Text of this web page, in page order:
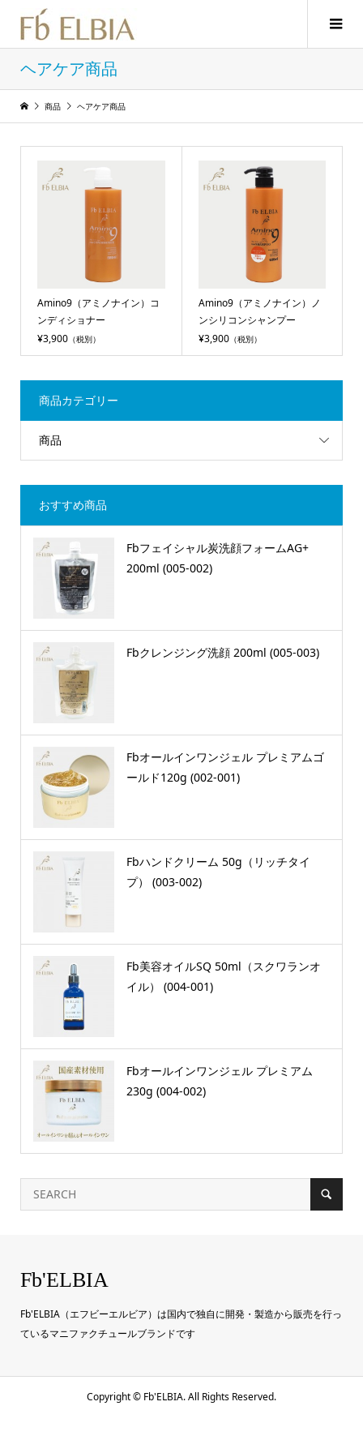
ヘアケア商品
商品 ヘアケア商品
Amino9（アミノナイン）コ
ンディショナー
¥3,900（税別）
Amino9（アミノナイン）ノ
ンシリコンシャンプー
¥3,900（税別）
商品カテゴリー
商品
おすすめ商品
Fbフェイシャル炭洗顔フォームAG+
200ml (005-002)
Fbクレンジング洗顔 200ml (005-003)
Fbオールインワンジェル プレミアムゴ
ールド120g (002-001)
Fbハンドクリーム 50g（リッチタイ
プ） (003-002)
Fb美容オイルSQ 50ml（スクワランオ
イル） (004-001)
Fbオールインワンジェル プレミアム
230g (004-002)
Fb'ELBIA
Fb'ELBIA（エフビーエルビア）は国内で独自に開発・製造から販売を行っ
ているマニファクチュールブランドです
Copyright © Fb'ELBIA. All Rights Reserved.